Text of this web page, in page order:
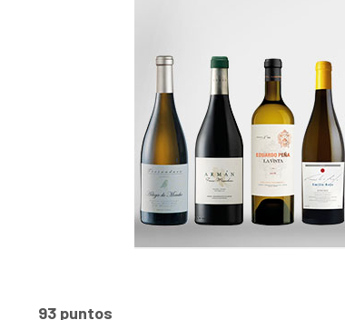
93 puntos